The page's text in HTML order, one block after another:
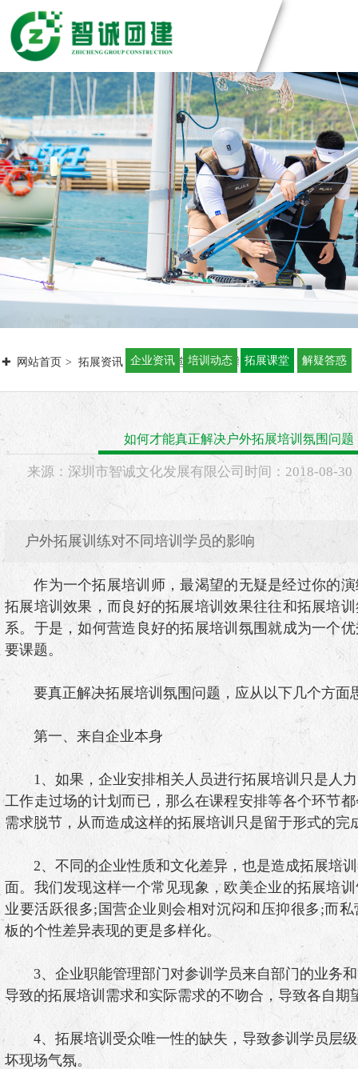
团建方案
主题团建系列
匠人制作系列
音乐释压系列
数字团建系列
文化赋能系列
组织运动系列
团建基地
深圳基地
广州基地
东莞基地
惠州基地
佛山基地
清远基地
河源基地
案例展示
创新科技公司
生产制造企业
银行保险证券
服务管理资询
学校培训机构
定制化方案
视频中心
智诚团队
联系智诚
网站首页 拓展资讯 拓展课堂 如何才能真正解决户外拓展培
企业资讯 培训动态 拓展课堂 解疑答惑
如何才能真正解决户外拓展培训氛围问题
来源： 深圳市智诚文化发展有限公司 时间： 2018-08-30
户外拓展训练对不同培训学员的影响
作为一个拓展培训师，最渴望的无疑是经过你的演
拓展培训效果，而良好的拓展培训效果往往和拓展培
系。于是，如何营造良好的拓展培训氛围就成为一个
要课题。
要真正解决拓展培训氛围问题，应从以下几个
第一、来自企业本身
1、如果，企业安排相关人员进行拓展培训只是人力
工作走过场的计划而已，那么在课程安排等各个环节
需求脱节，从而造成这样的拓展培训只是留于形式
2、不同的企业性质和文化差异，也是造成拓展培训
面。我们发现这样一个常见现象，欧美企业的拓展培
业要活跃很多;国营企业则会相对沉闷和压抑很多;而
板的个性差异表现的更是多样化。
3、企业职能管理部门对参训学员来自部门的业务和
导致的拓展培训需求和实际需求的不吻合，导致各
4、拓展培训受众唯一性的缺失，导致参训学员层级
坏现场气氛。